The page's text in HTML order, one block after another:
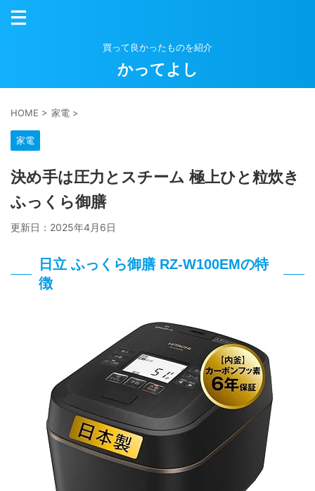
買って良かったものを紹介
かってよし
HOME > 家電 >
家電
決め手は圧力とスチーム 極上ひと粒炊き
ふっくら御膳
更新日： 2025年4月6日
日立 ふっくら御膳 RZ-W100EMの特
徴